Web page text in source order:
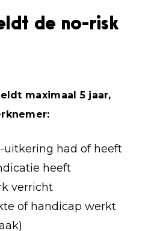
de no-risk
maximaal 5 jaar,
uitkering had of heeft
heeft
verricht
of handicap werkt